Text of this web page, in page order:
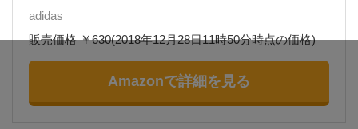
adidas
販売価格 ￥630(2018年12月28日11時50分時点の価格)
Amazonで詳細を見る